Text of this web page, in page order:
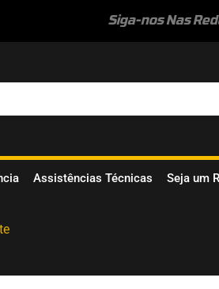
Siga-nos Nas
Assistências Técnicas Seja um